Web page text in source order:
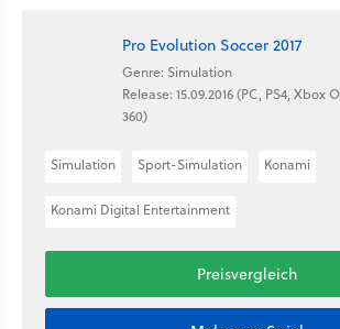
Pro Evolution Soccer 2017
Genre: Simulation
Release: 15.09.2016 (PC, PS4, Xbox
360)
Simulation Sport-Simulation Konami
Konami Digital Entertainment
Preisvergleich